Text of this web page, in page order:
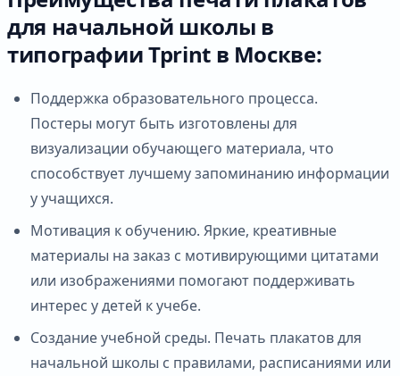
для начальной школы в
типографии Tprint в Москве:
Поддержка образовательного процесса.
Постеры могут быть изготовлены для
визуализации обучающего материала, что
способствует лучшему запоминанию информации
у учащихся.
Мотивация к обучению. Яркие, креативные
материалы на заказ с мотивирующими цитатами
или изображениями помогают поддерживать
интерес у детей к учебе.
Создание учебной среды. Печать плакатов для
начальной школы с правилами, расписаниями или